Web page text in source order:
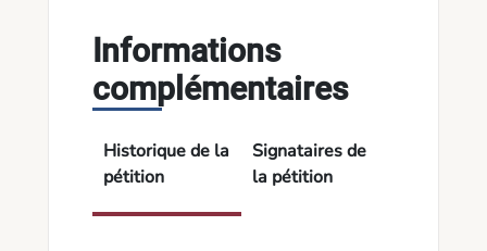
Informations
complémentaires
Historique de la
pétition
Signataires de
la pétition